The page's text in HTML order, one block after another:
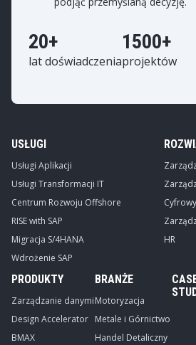
20+
lat doświadczenia
1500+
projektów
USŁUGI
Usługi Aplikacji
Usługi Transformacji IT
Centrum Rozwoju Offshore
RISE with SAP
Migracja S/4HANA
Wdrożenie SAP
HR
PRODUKTY
Zarządzanie danymi
Design Accelerator
BMAX
BRANŻE
Motoryzacja
Metale i Górnictwo
Handel Detaliczny